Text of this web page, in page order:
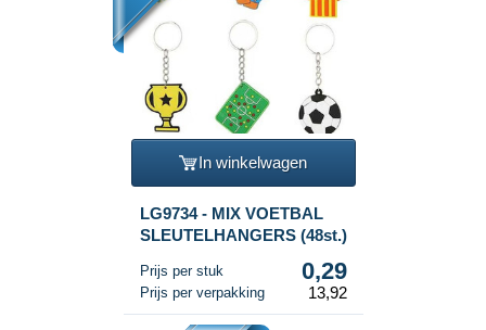
In winkelwagen
LG9734 - MIX VOETBAL
SLEUTELHANGERS (48st.)
Prijs per stuk 0,29
Prijs per verpakking 13,92